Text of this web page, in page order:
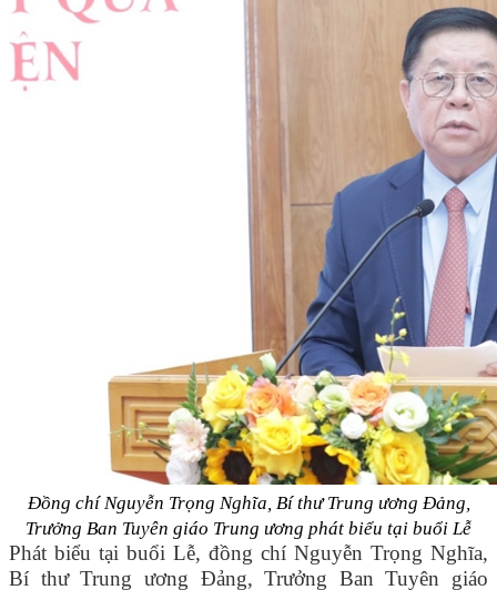
Đồng chí Nguyễn Trọng Nghĩa, Bí thư Trung ương Đảng,
Trưởng Ban Tuyên giáo Trung ương phát biểu tại buổi Lễ
Phát biểu tại buổi Lễ, đồng chí Nguyễn Trọng Nghĩa,
Bí thư Trung ương Đảng, Trưởng Ban Tuyên giáo